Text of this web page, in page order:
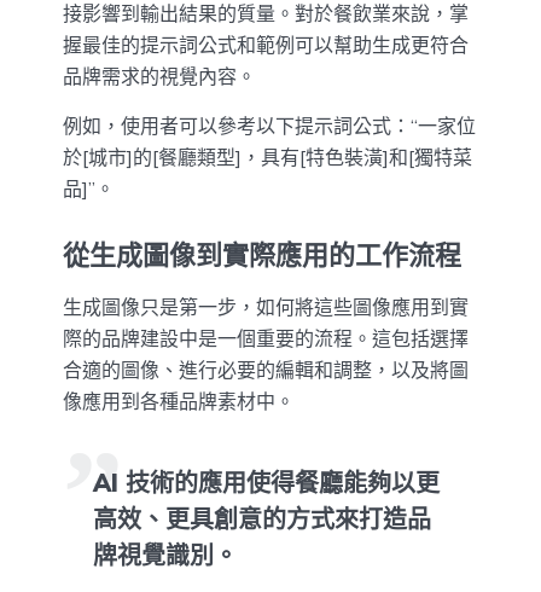
接影響到輸出結果的質量。對於餐飲業來說，掌
握最佳的提示詞公式和範例可以幫助生成更符合
品牌需求的視覺內容。
例如，使用者可以參考以下提示詞公式：“一家位
於[城市]的[餐廳類型]，具有[特色裝潢]和[獨特菜
品]”。
從生成圖像到實際應用的工作流程
生成圖像只是第一步，如何將這些圖像應用到實
際的品牌建設中是一個重要的流程。這包括選擇
合適的圖像、進行必要的編輯和調整，以及將圖
像應用到各種品牌素材中。
AI 技術的應用使得餐廳能夠以更
高效、更具創意的方式來打造品
牌視覺識別。